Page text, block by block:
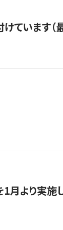
ています（
月より実施